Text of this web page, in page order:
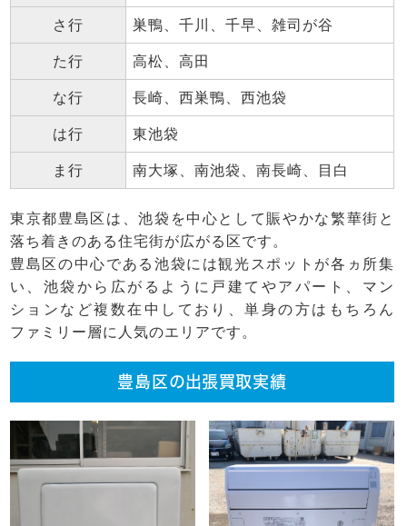
さ行 巣鴨、千川、千早、雑司が谷
た行 高松、高田
な行 長崎、西巣鴨、西池袋
は行 東池袋
ま行 南大塚、南池袋、南長崎、目白
東京都豊島区は、池袋を中心として賑やかな繁華街と
落ち着きのある住宅街が広がる区です。
豊島区の中心である池袋には観光スポットが各ヵ所集
い、池袋から広がるように戸建てやアパート、マン
ションなど複数在中しており、単身の方はもちろん
ファミリー層に人気のエリアです。
豊島区の出張買取実績